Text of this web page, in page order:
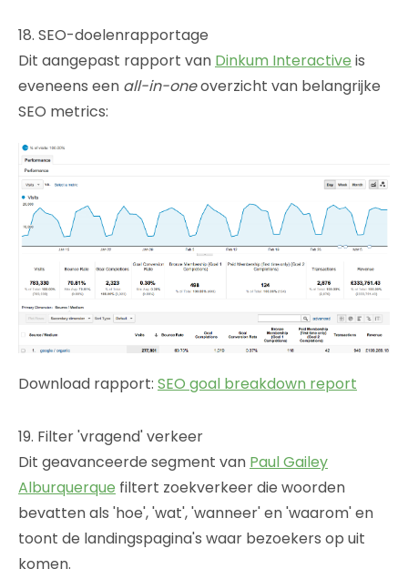
18. SEO-doelenrapportage
Dit aangepast rapport van Dinkum Interactive is
eveneens een all-in-oneoverzicht van belangrijke
SEO metrics:
Download rapport: SEO goal breakdown report
19. Filter 'vragend' verkeer
Dit geavanceerde segment van Paul Gailey
Alburquerque filtert zoekverkeer die woorden
bevatten als 'hoe', 'wat', 'wanneer' en 'waarom' en
toont de landingspagina's waar bezoekers op uit
komen.